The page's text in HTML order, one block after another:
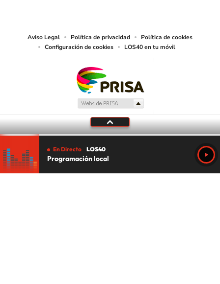
Aviso Legal Política de privacidad
Política de cookies
Configuración de cookies
LOS40 en tu móvil
En Directo LOS40
Programación local